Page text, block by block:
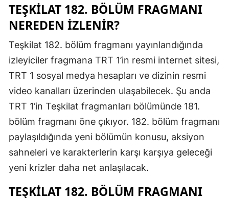
TEŞKILAT 182. BÖLÜM FRAGMANI
NEREDEN IZLENIR?
Teşkilat 182. bölüm fragmanı yayınlandığında
izleyiciler fragmana TRT 1’in resmi internet sitesi,
TRT 1 sosyal medya hesapları ve dizinin resmi
video kanalları üzerinden ulaşabilecek. Şu anda
TRT 1’in Teşkilat fragmanları bölümünde 181.
bölüm fragmanı öne çıkıyor. 182. bölüm fragmanı
paylaşıldığında yeni bölümün konusu, aksiyon
sahneleri ve karakterlerin karşı karşıya geleceği
yeni krizler daha net anlaşılacak.
TEŞKILAT 182. BÖLÜM FRAGMANI